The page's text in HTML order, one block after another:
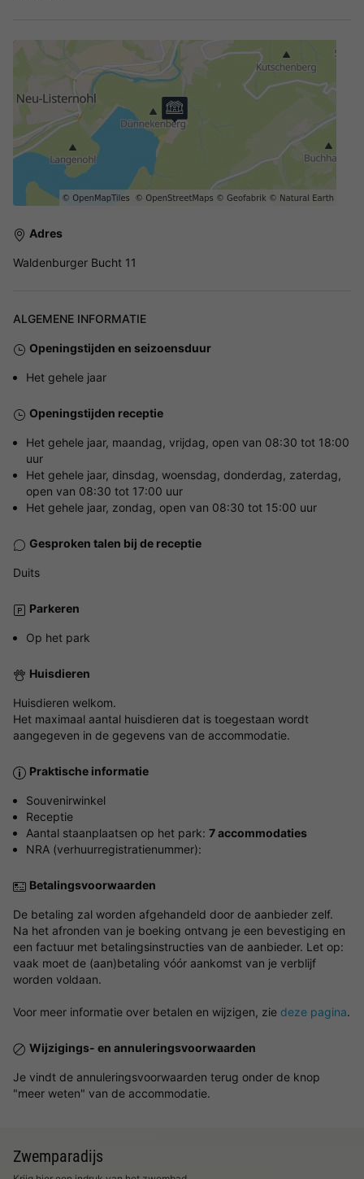
Adres
Waldenburger Bucht 11
ALGEMENE INFORMATIE
Openingstijden en seizoensduur
Het gehele jaar
Openingstijden receptie
Het gehele jaar, maandag, vrijdag, open van 08:30 tot 18:00
uur
Het gehele jaar, dinsdag, woensdag, donderdag, zaterdag,
open van 08:30 tot 17:00 uur
Het gehele jaar, zondag, open van 08:30 tot 15:00 uur
Gesproken talen bij de receptie
Duits
Parkeren
Op het park
Huisdieren
Huisdieren welkom.
Het maximaal aantal huisdieren dat is toegestaan wordt
aangegeven in de gegevens van de accommodatie.
Praktische informatie
Souvenirwinkel
Receptie
Aantal staanplaatsen op het park: 7 accommodaties
NRA (verhuurregistratienummer):
Betalingsvoorwaarden
De betaling zal worden afgehandeld door de aanbieder zelf.
Na het afronden van je boeking ontvang je een bevestiging en
een factuur met betalingsinstructies van de aanbieder. Let op:
vaak moet de (aan)betaling vóór aankomst van je verblijf
worden voldaan.
Voor meer informatie over betalen en wijzigen, zie deze pagina.
Wijzigings- en annuleringsvoorwaarden
Je vindt de annuleringsvoorwaarden terug onder de knop
"meer weten" van de accommodatie.
Zwemparadijs